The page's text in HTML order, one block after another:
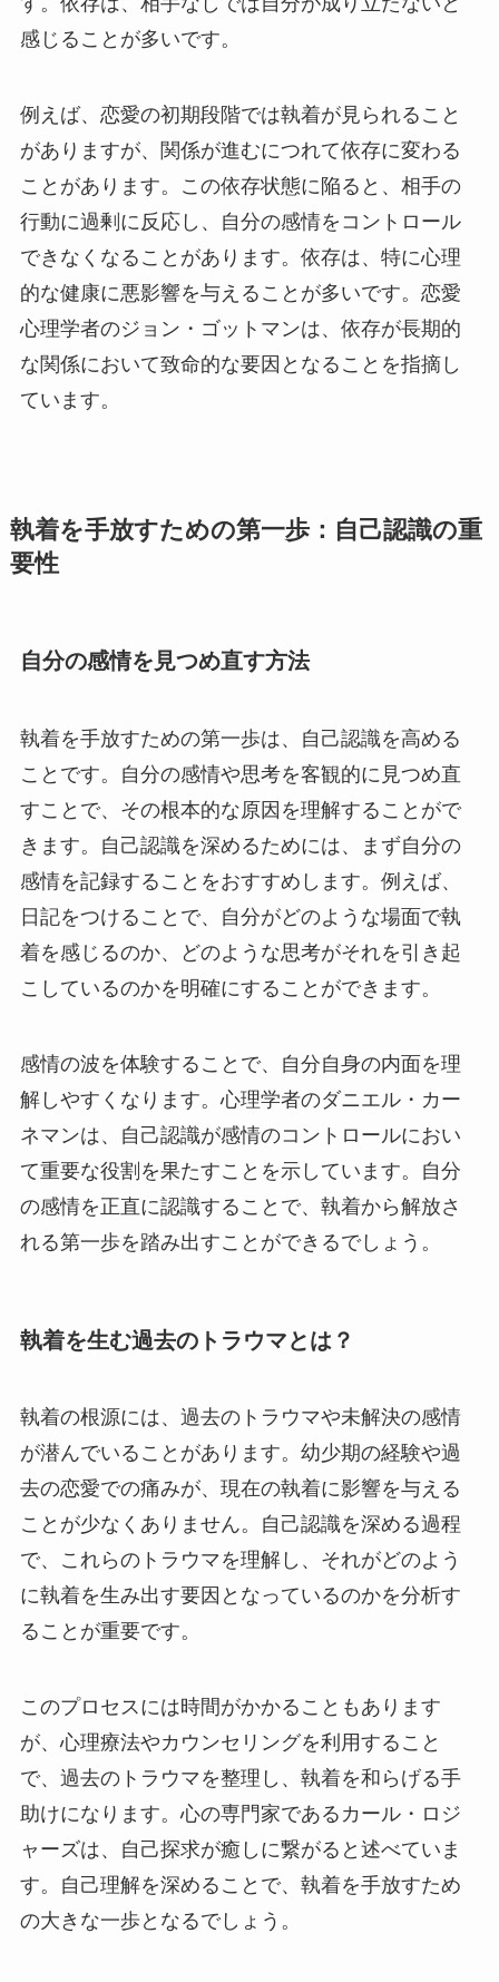
感じることが多いです。
例えば、恋愛の初期段階では執着が見られること
がありますが、関係が進むにつれて依存に変わる
ことがあります。この依存状態に陥ると、相手の
行動に過剰に反応し、自分の感情をコントロール
できなくなることがあります。依存は、特に心理
的な健康に悪影響を与えることが多いです。恋愛
心理学者のジョン・ゴットマンは、依存が長期的
な関係において致命的な要因となることを指摘し
ています。
執着を手放すための第一歩：自己認識の重
要性
自分の感情を見つめ直す方法
執着を手放すための第一歩は、自己認識を高める
ことです。自分の感情や思考を客観的に見つめ直
すことで、その根本的な原因を理解することがで
きます。自己認識を深めるためには、まず自分の
感情を記録することをおすすめします。例えば、
日記をつけることで、自分がどのような場面で執
着を感じるのか、どのような思考がそれを引き起
こしているのかを明確にすることができます。
感情の波を体験することで、自分自身の内面を理
解しやすくなります。心理学者のダニエル・カー
ネマンは、自己認識が感情のコントロールにおい
て重要な役割を果たすことを示しています。自分
の感情を正直に認識することで、執着から解放さ
れる第一歩を踏み出すことができるでしょう。
執着を生む過去のトラウマとは？
執着の根源には、過去のトラウマや未解決の感情
が潜んでいることがあります。幼少期の経験や過
去の恋愛での痛みが、現在の執着に影響を与える
ことが少なくありません。自己認識を深める過程
で、これらのトラウマを理解し、それがどのよう
に執着を生み出す要因となっているのかを分析す
ることが重要です。
このプロセスには時間がかかることもあります
が、心理療法やカウンセリングを利用すること
で、過去のトラウマを整理し、執着を和らげる手
助けになります。心の専門家であるカール・ロジ
ャーズは、自己探求が癒しに繋がると述べていま
す。自己理解を深めることで、執着を手放すため
の大きな一歩となるでしょう。